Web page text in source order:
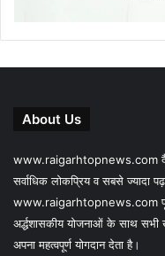
About Us
www.raigarhtopnews.com
सर्वाधिक लोकप्रिय व सबसे ज्यादा
www.raigarhtopnews.com पूरे
अर्द्धशासकीय योजनाओं के साथ सभी
अपना महत्वपूर्ण योगदान देता है।